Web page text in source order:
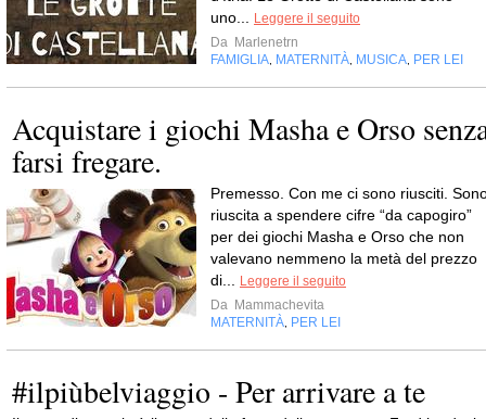
uno...
Leggere il seguito
Da Marlenetrn
FAMIGLIA MATERNITÀ MUSICA PER LEI
Acquistare i giochi Masha e Orso
farsi fregare.
Premesso. Con me ci sono riusciti.
riuscita a spendere cifre “da capogiro”
per dei giochi Masha e Orso che non
valevano nemmeno la metà del prezzo
di...
Leggere il seguito
Da Mammachevita
MATERNITÀ PER LEI
#ilpiùbelviaggio - Per arrivare a te